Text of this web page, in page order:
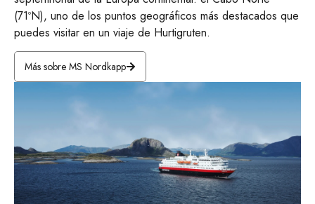
(71ºN), uno de los puntos geográficos más destacados que
puedes visitar en un viaje de Hurtigruten.
Más sobre MS Nordkapp